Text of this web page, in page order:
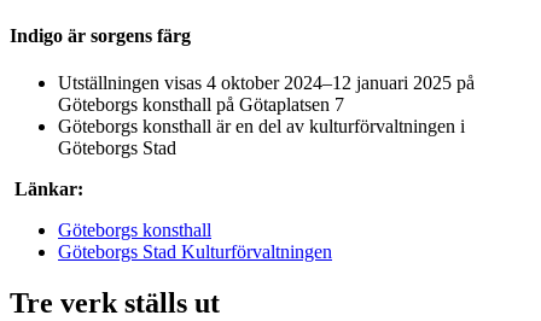
Indigo är sorgens färg
Utställningen visas 4 oktober 2024–12 januari 2025 på
Göteborgs konsthall på Götaplatsen 7
Göteborgs konsthall är en del av kulturförvaltningen i
Göteborgs Stad
Länkar:
Göteborgs konsthall
Göteborgs Stad Kulturförvaltningen
Tre verk ställs ut